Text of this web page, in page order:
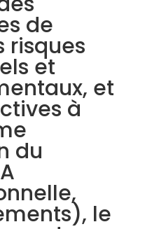
de
risques
et
et
à
du
le